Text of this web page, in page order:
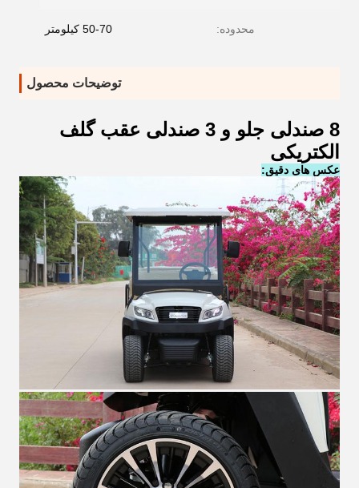
محدوده: 50-70 کیلومتر
توضیحات محصول
8 صندلی جلو و 3 صندلی عقب گلف
الکتریکی
عکس های دقیق: